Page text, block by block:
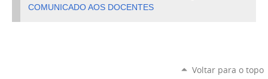
COMUNICADO AOS DOCENTES
Voltar para o topo